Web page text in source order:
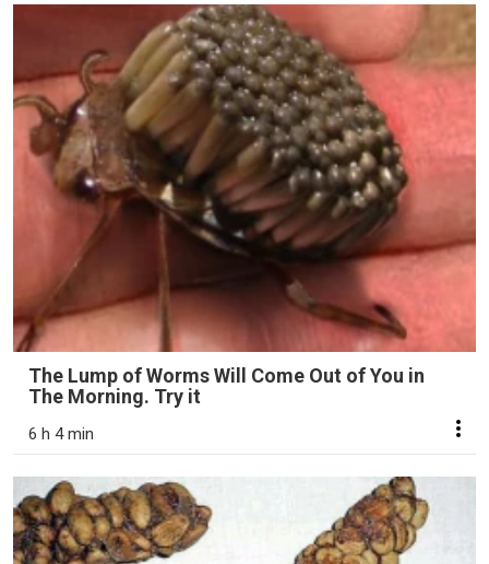
The Lump of Worms Will Come Out of You in
The Morning. Try it
6 h 4 min